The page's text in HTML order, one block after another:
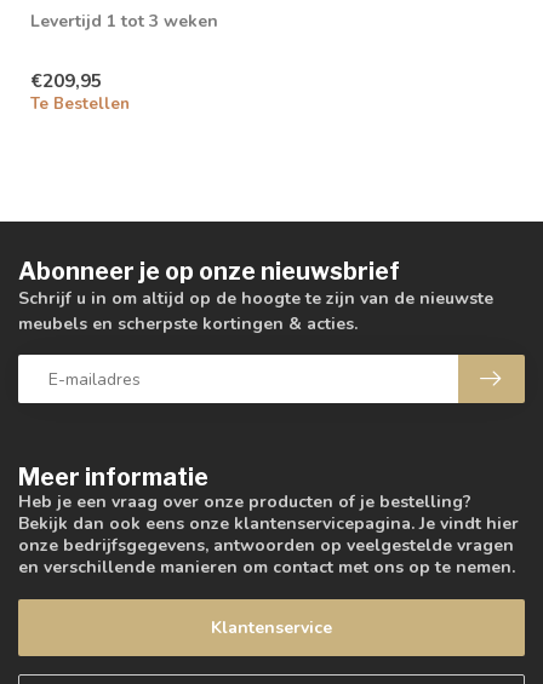
Levertijd 1 tot 3 weken
€209,95
Te Bestellen
Meer informatie
Heb je een vraag over onze producten of je bestelling?
Bekijk dan ook eens onze klantenservicepagina. Je vindt hier
onze bedrijfsgegevens, antwoorden op veelgestelde vragen
en verschillende manieren om contact met ons op te nemen.
Klantenservice
Abonneer je op onze nieuwsbrief
Schrijf u in om altijd op de hoogte te zijn van de nieuwste
meubels en scherpste kortingen & acties.